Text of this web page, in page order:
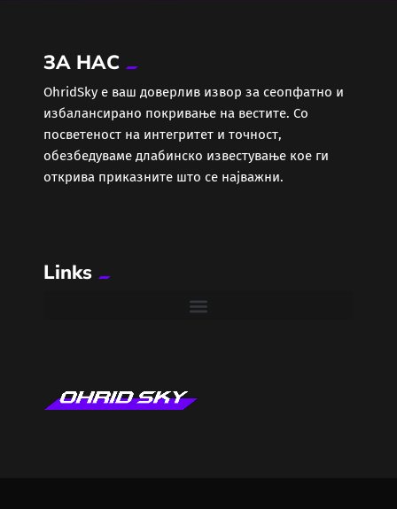
Еротика
Забава
Здравје
Колумни
Лајфстајл
ЗА НАС
ОhridSky е ваш доверлив извор за сеопфатно и
избалансирано покривање на вестите. Со
посветеност на интегритет и точност,
обезбедуваме длабинско известување кое ги
открива приказните што се најважни.
Links